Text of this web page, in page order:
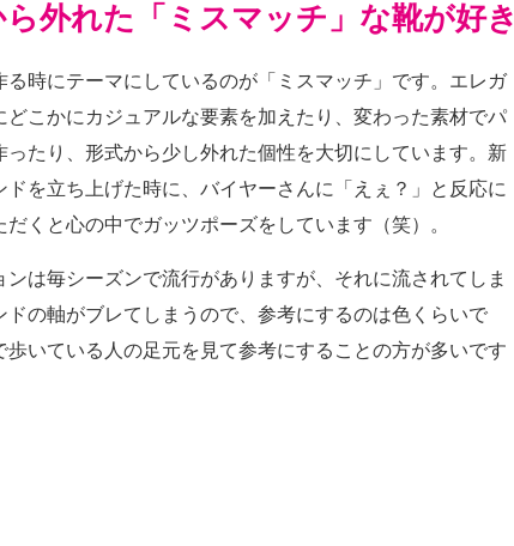
ら外れた「ミスマッチ」な靴が好き
る時にテーマにしているのが「ミスマッチ」です。エレガ
どこかにカジュアルな要素を加えたり、変わった素材でパ
ったり、形式から少し外れた個性を大切にしています。新
ドを立ち上げた時に、バイヤーさんに「えぇ？」と反応に
だくと心の中でガッツポーズをしています（笑）。
ンは毎シーズンで流行がありますが、それに流されてしま
ドの軸がブレてしまうので、参考にするのは色くらいで
歩いている人の足元を見て参考にすることの方が多いです